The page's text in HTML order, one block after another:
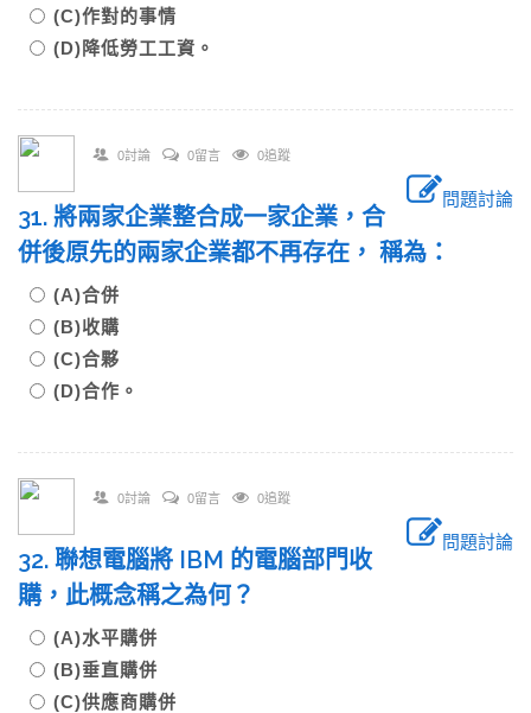
(C)作對的事情
(D)降低勞工工資。
0討論 0留言 0追蹤
問題討論
31. 將兩家企業整合成一家企業，合
併後原先的兩家企業都不再存在， 稱為：
(A)合併
(B)收購
(C)合夥
(D)合作。
0討論 0留言 0追蹤
問題討論
32. 聯想電腦將 IBM 的電腦部門收
購，此概念稱之為何？
(A)水平購併
(B)垂直購併
(C)供應商購併